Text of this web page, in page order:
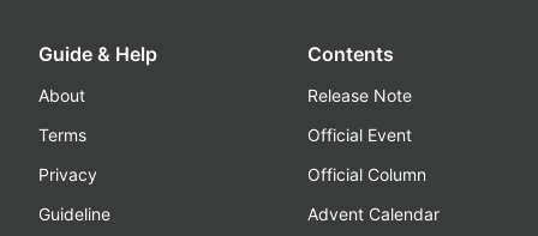
Guide & Help
About
Terms
Privacy
Guideline
Contents
Release Note
Official Event
Official Column
Advent Calendar